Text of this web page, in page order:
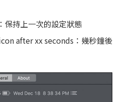
持上一次的設定狀態
after xx seconds：幾秒鐘後